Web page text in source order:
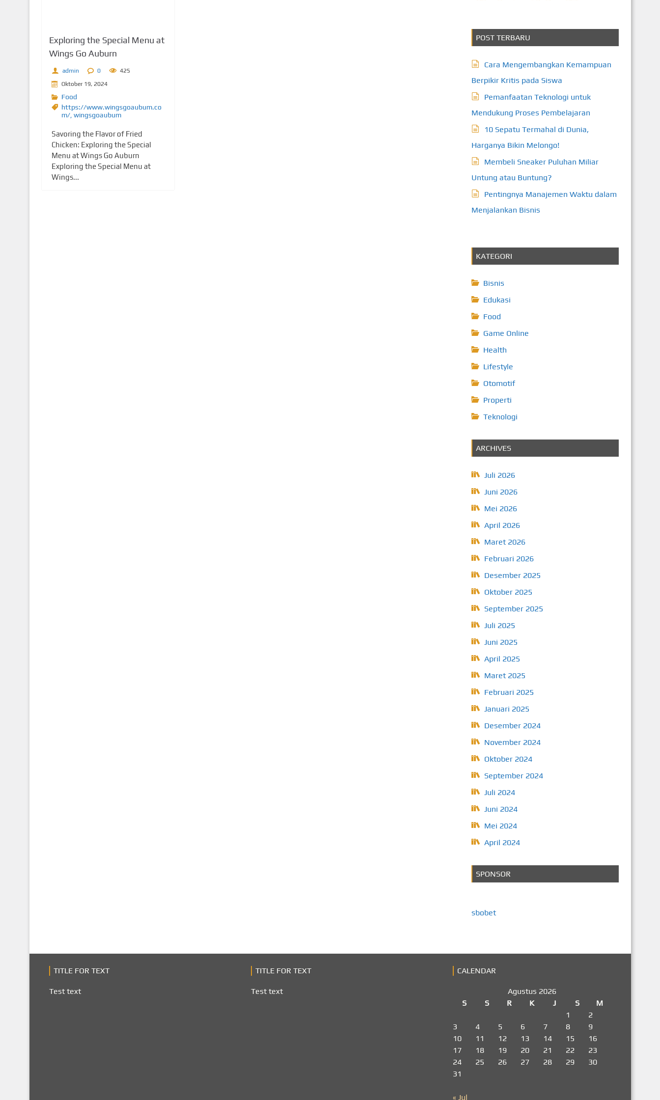
Exploring the Special Menu at
Wings Go Auburn
admin 0
425
Oktober 19, 2024
Food
https://www.wingsgoaubum.co
m/, wingsgoaubum
Savoring the Flavor of Fried
Chicken: Exploring the Special
Menu at Wings Go Auburn
Exploring the Special Menu at
Wings...
POST TERBARU
Cara Mengembangkan Kemampuan
Berpikir Kritis pada Siswa
Pemanfaatan Teknologi untuk
Mendukung Proses Pembelajaran
10 Sepatu Termahal di Dunia,
Harganya Bikin Melongo!
Membeli Sneaker Puluhan Miliar
Untung atau Buntung?
Pentingnya Manajemen Waktu dalam
Menjalankan Bisnis
KATEGORI
Bisnis
Edukasi
Food
Game Online
Health
Lifestyle
Otomotif
Properti
Teknologi
ARCHIVES
Juli 2026
Juni 2026
Mei 2026
April 2026
Maret 2026
Februari 2026
Desember 2025
Oktober 2025
September 2025
Juli 2025
Juni 2025
April 2025
Maret 2025
Februari 2025
Januari 2025
Desember 2024
November 2024
Oktober 2024
September 2024
Juli 2024
Juni 2024
Mei 2024
April 2024
SPONSOR
sbobet
TITLE FOR TEXT
Test text
TITLE FOR TEXT
Test text
CALENDAR
Agustus 2026
S
S R K J S
M
1
2
3
4 5 6 7 8
9
10
11 12 13 14 15
16
17
18 19 20 21 22
23
24
25 26 27 28 29
30
31
« Jul